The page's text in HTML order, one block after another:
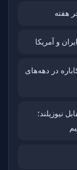
هفته
و آمریکا
در دهه‌های
نیوزیلند؛